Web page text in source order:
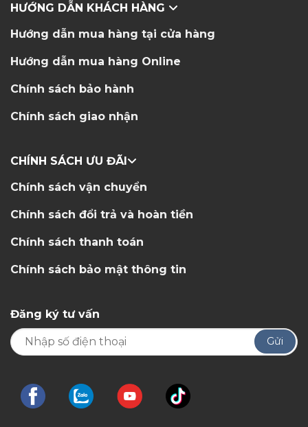
HƯỚNG DẪN KHÁCH HÀNG
Hướng dẫn mua hàng tại cửa hàng
Hướng dẫn mua hàng Online
Chính sách bảo hành
Chính sách giao nhận
CHÍNH SÁCH ƯU ĐÃI
Chính sách vận chuyển
Chính sách đổi trả và hoàn tiền
Chính sách thanh toán
Chính sách bảo mật thông tin
Đăng ký tư vấn